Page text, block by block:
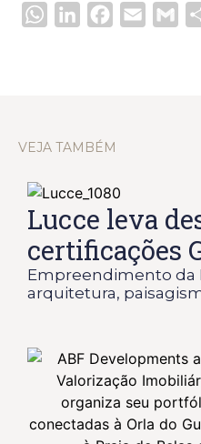
WhatsApp
LinkedInFacebook
Email
VEJA TAMBÉM
Lucce leva
certificações
Empreendimento da
arquitetura,